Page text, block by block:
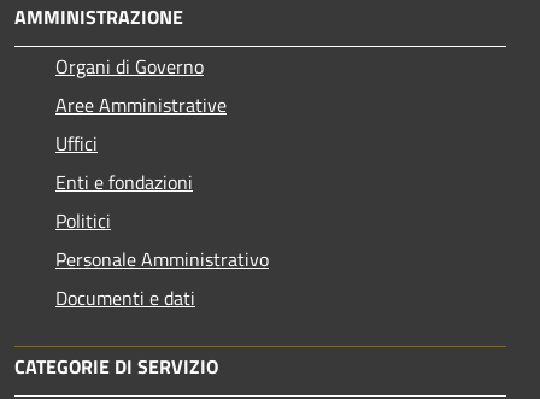
AMMINISTRAZIONE
Organi di Governo
Aree Amministrative
Uffici
Enti e fondazioni
Politici
Personale Amministrativo
Documenti e dati
CATEGORIE DI SERVIZIO